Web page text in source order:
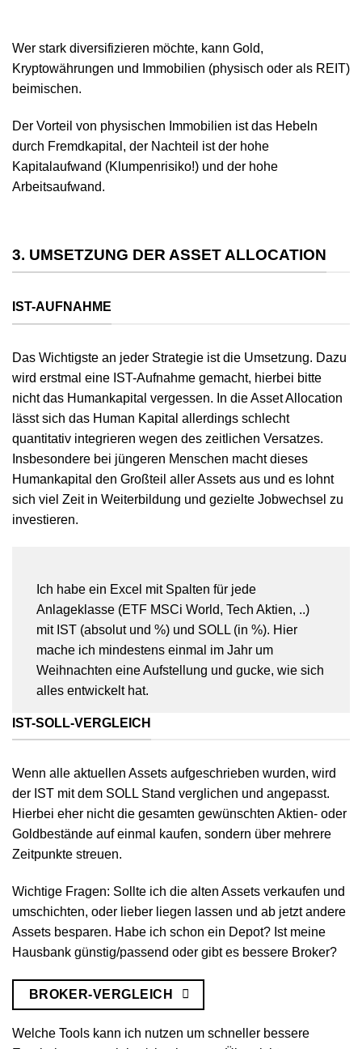
Wer stark diversifizieren möchte, kann Gold,
Kryptowährungen und Immobilien (physisch oder als REIT)
beimischen.
Der Vorteil von physischen Immobilien ist das Hebeln
durch Fremdkapital, der Nachteil ist der hohe
Kapitalaufwand (Klumpenrisiko!) und der hohe
Arbeitsaufwand.
3. UMSETZUNG DER ASSET ALLOCATION
IST-AUFNAHME
Das Wichtigste an jeder Strategie ist die Umsetzung. Dazu
wird erstmal eine IST-Aufnahme gemacht, hierbei bitte
nicht das Humankapital vergessen. In die Asset Allocation
lässt sich das Human Kapital allerdings schlecht
quantitativ integrieren wegen des zeitlichen Versatzes.
Insbesondere bei jüngeren Menschen macht dieses
Humankapital den Großteil aller Assets aus und es lohnt
sich viel Zeit in Weiterbildung und gezielte Jobwechsel zu
investieren.
Ich habe ein Excel mit Spalten für jede
Anlageklasse (ETF MSCi World, Tech Aktien, ..)
mit IST (absolut und %) und SOLL (in %). Hier
mache ich mindestens einmal im Jahr um
Weihnachten eine Aufstellung und gucke, wie sich
alles entwickelt hat.
IST-SOLL-VERGLEICH
Wenn alle aktuellen Assets aufgeschrieben wurden, wird
der IST mit dem SOLL Stand verglichen und angepasst.
Hierbei eher nicht die gesamten gewünschten Aktien- oder
Goldbestände auf einmal kaufen, sondern über mehrere
Zeitpunkte streuen.
Wichtige Fragen: Sollte ich die alten Assets verkaufen und
umschichten, oder lieber liegen lassen und ab jetzt andere
Assets besparen. Habe ich schon ein Depot? Ist meine
Hausbank günstig/passend oder gibt es bessere Broker?
BROKER-VERGLEICH
Welche Tools kann ich nutzen um schneller bessere